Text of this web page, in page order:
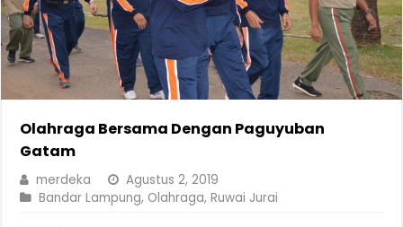
Olahraga Bersama Dengan Paguyuban
Gatam
merdeka
Agustus 2, 2019
Bandar Lampung, Olahraga,Ruwai Jurai